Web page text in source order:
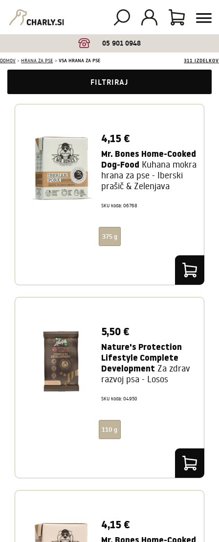
05 901 0948
DOMOV HRANA ZA PSE VSA HRANA ZA PSE 311 IZDELKOV
FILTRIRAJ
4,15 €
Mr. Bones Home-Cooked
Dog-Food Kuhana mokra
hrana za pse - Iberski
prašič & Zelenjava
SKU koda: 06768
375 g
5,50 €
Nature's Protection
Lifestyle Complete
DevelopmentZa zdrav
razvoj psa - Losos
SKU koda: 04950
110 g
4,15 €